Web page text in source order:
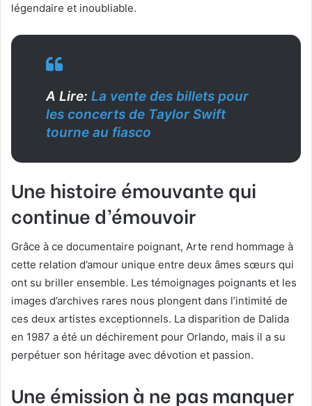
légendaire et inoubliable.
A Lire: La vente des billets pour
les concerts de Taylor Swift
tourne au fiasco
Une histoire émouvante qui
continue d’émouvoir
Grâce à ce documentaire poignant, Arte rend hommage à
cette relation d’amour unique entre deux âmes sœurs qui
ont su briller ensemble. Les témoignages poignants et les
images d’archives rares nous plongent dans l’intimité de
ces deux artistes exceptionnels. La disparition de Dalida
en 1987 a été un déchirement pour Orlando, mais il a su
perpétuer son héritage avec dévotion et passion.
Une émission à ne pas manquer